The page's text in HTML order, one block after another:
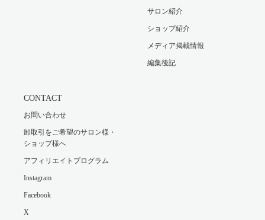
サロン紹介
ショップ紹介
メディア掲載情報
編集後記
CONTACT
お問い合わせ
卸取引をご希望のサロン様・
ショップ様へ
アフィリエイトプログラム
Instagram
Facebook
X